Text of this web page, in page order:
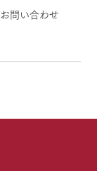
お問い合わせ